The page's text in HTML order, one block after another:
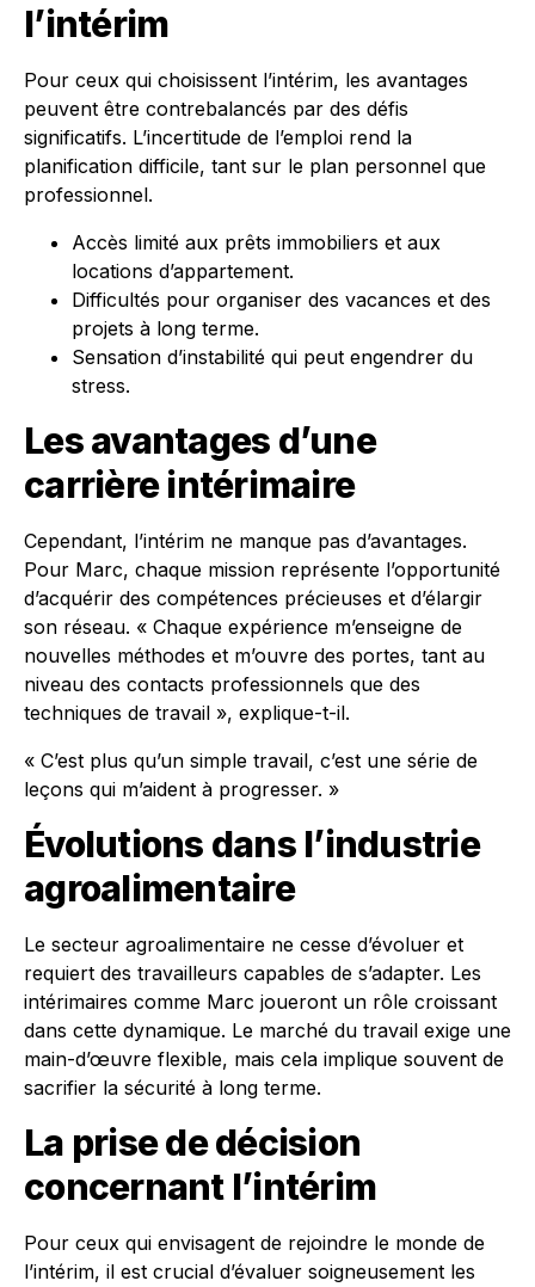
l’intérim
Pour ceux qui choisissent l’intérim, les avantages
peuvent être contrebalancés par des défis
significatifs. L’incertitude de l’emploi rend la
planification difficile, tant sur le plan personnel que
professionnel.
Accès limité aux prêts immobiliers et aux
locations d’appartement.
Difficultés pour organiser des vacances et des
projets à long terme.
Sensation d’instabilité qui peut engendrer du
stress.
Les avantages d’une
carrière intérimaire
Cependant, l’intérim ne manque pas d’avantages.
Pour Marc, chaque mission représente l’opportunité
d’acquérir des compétences précieuses et d’élargir
son réseau. « Chaque expérience m’enseigne de
nouvelles méthodes et m’ouvre des portes, tant au
niveau des contacts professionnels que des
techniques de travail », explique-t-il.
« C’est plus qu’un simple travail, c’est une série de
leçons qui m’aident à progresser. »
Évolutions dans l’industrie
agroalimentaire
Le secteur agroalimentaire ne cesse d’évoluer et
requiert des travailleurs capables de s’adapter. Les
intérimaires comme Marc joueront un rôle croissant
dans cette dynamique. Le marché du travail exige une
main-d’œuvre flexible, mais cela implique souvent de
sacrifier la sécurité à long terme.
La prise de décision
concernant l’intérim
Pour ceux qui envisagent de rejoindre le monde de
l’intérim, il est crucial d’évaluer soigneusement les